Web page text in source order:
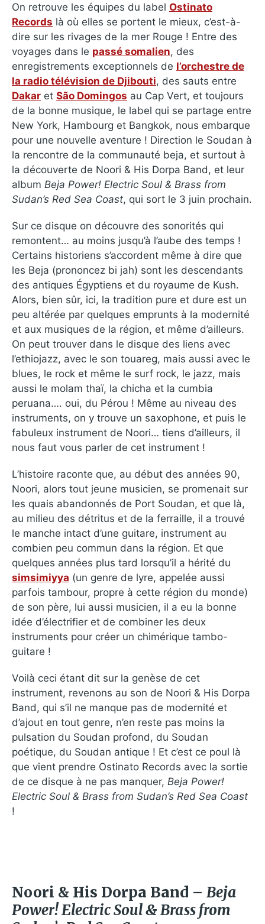
On retrouve les équipes du label Ostinato
Records là où elles se portent le mieux, c’est-à-
dire sur les rivages de la mer Rouge ! Entre des
voyages dans le passé somalien, des
enregistrements exceptionnels de l’orchestre de
la radio télévision de Djibouti, des sauts entre
Dakar et São Domingos au Cap Vert, et toujours
de la bonne musique, le label qui se partage entre
New York, Hambourg et Bangkok, nous embarque
pour une nouvelle aventure ! Direction le Soudan à
la rencontre de la communauté beja, et surtout à
la découverte de Noori & His Dorpa Band, et leur
album Beja Power! Electric Soul & Brass from
Sudan’s Red Sea Coast, qui sort le 3 juin prochain.
Sur ce disque on découvre des sonorités qui
remontent… au moins jusqu’à l’aube des temps !
Certains historiens s’accordent même à dire que
les Beja (prononcez bi jah) sont les descendants
des antiques Égyptiens et du royaume de Kush.
Alors, bien sûr, ici, la tradition pure et dure est un
peu altérée par quelques emprunts à la modernité
et aux musiques de la région, et même d’ailleurs.
On peut trouver dans le disque des liens avec
l’ethiojazz, avec le son touareg, mais aussi avec le
blues, le rock et même le surf rock, le jazz, mais
aussi le molam thaï, la chicha et la cumbia
peruana…. oui, du Pérou ! Même au niveau des
instruments, on y trouve un saxophone, et puis le
fabuleux instrument de Noori… tiens d’ailleurs, il
nous faut vous parler de cet instrument !
L’histoire raconte que, au début des années 90,
Noori, alors tout jeune musicien, se promenait sur
les quais abandonnés de Port Soudan, et que là,
au milieu des détritus et de la ferraille, il a trouvé
le manche intact d’une guitare, instrument au
combien peu commun dans la région. Et que
quelques années plus tard lorsqu’il a hérité du
simsimiyya (un genre de lyre, appelée aussi
parfois tambour, propre à cette région du monde)
de son père, lui aussi musicien, il a eu la bonne
idée d’électrifier et de combiner les deux
instruments pour créer un chimérique tambo-
guitare !
Voilà ceci étant dit sur la genèse de cet
instrument, revenons au son de Noori & His Dorpa
Band, qui s’il ne manque pas de modernité et
d’ajout en tout genre, n’en reste pas moins la
pulsation du Soudan profond, du Soudan
poétique, du Soudan antique ! Et c’est ce poul là
que vient prendre Ostinato Records avec la sortie
de ce disque à ne pas manquer, Beja Power!
Electric Soul & Brass from Sudan’s Red Sea Coast
!
Noori & His Dorpa Band – Beja
Power! Electric Soul & Brass from